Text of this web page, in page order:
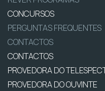
CONCURSOS
PERGUNTAS FREQUENTES
CONTACTOS
CONTACTOS
PROVEDORA DO
PROVEDORA DO OUVINTE